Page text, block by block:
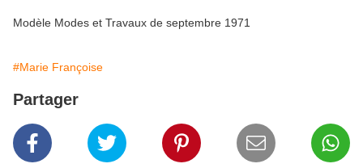
Modèle Modes et Travaux de septembre 1971
#Marie Françoise
Partager